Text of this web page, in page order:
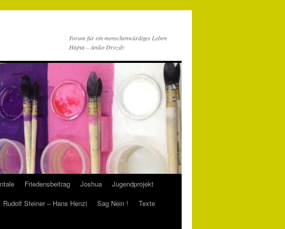
Forum für ein menschenwürdiges Leben
Hajna – Aniko Drozdy
Friedensbeitrag Joshua
Jugendprojekt
Rudolf Steiner – Hans Henzi Sag Nein !
Texte